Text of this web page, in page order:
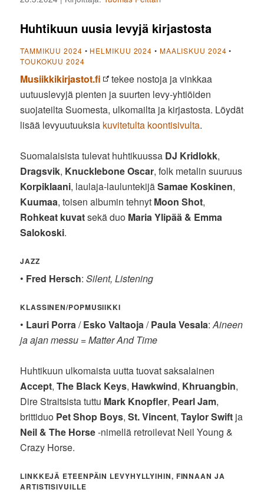
Huhtikuun uusia levyjä kirjastosta
TAMMIKUU 2024 • HELMIKUU 2024 • MAALISKUU 2024 •
TOUKOKUU 2024
Musiikkikirjastot.fi
tekee nostoja ja vinkkaa
uutuuslevyjä pienten ja suurten levy-yhtiöiden
suojateilta Suomesta, ulkomailta ja kirjastosta. Löydät
lisää levyuutuuksia kuvitetulta koontisivulta.
Suomalaisista tulevat huhtikuussa DJ Kridlokk,
Dragsvik, Knucklebone Oscar, folk metalin suuruus
Korpiklaani, laulaja-lauluntekijäSamae Koskinen,
Kuumaa, toisen albumin tehnyt Moon Shot,
Rohkeat kuvatsekä duo Maria Ylipää & Emma
Salokoski.
JAZZ
• Fred Hersch:Silent, Listening
KLASSINEN/POPMUSIIKKI
• Lauri Porra /Esko Valtaoja /Paula Vesala:Aineen
ja ajan messu =Matter And Time
Huhtikuun ulkomaista uutta tuovat saksalainen
Accept,The Black Keys, Hawkwind, Khruangbin,
Dire Straitsista tuttu Mark Knopfler, Pearl Jam,
brittiduo Pet Shop Boys,St. Vincent,Taylor Swift ja
Neil & The Horse-nimellä retroilevat Neil Young &
Crazy Horse.
LINKKEJÄ ETEENPÄIN LEVYHYLLYIHIN, FINNAAN JA
ARTISTISIVUILLE